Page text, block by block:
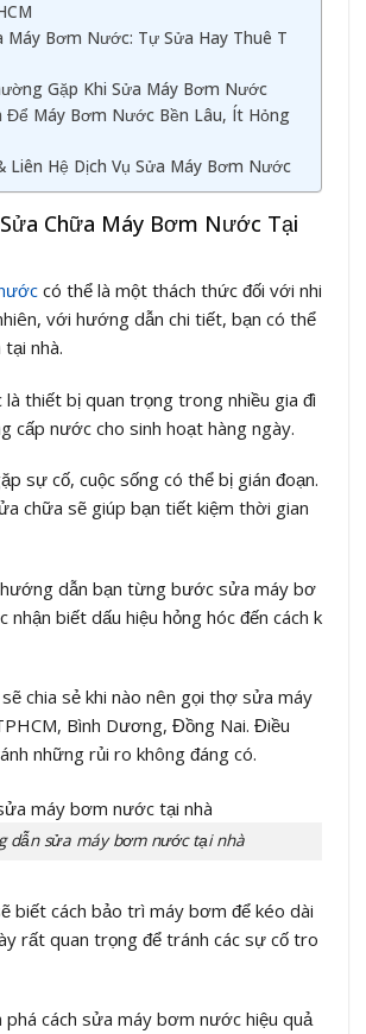
Máy Bơm Nước: Tự Sửa Hay Thuê T
Gặp Khi Sửa Máy Bơm Nước
Để Máy Bơm Nước Bền Lâu, Ít Hỏng
Liên Hệ Dịch Vụ Sửa Máy Bơm Nước
Chữa Máy Bơm Nước Tại
có thể là một thách thức đối với nhi
với hướng dẫn chi tiết, bạn có thể
nhà.
thiết bị quan trọng trong nhiều gia đì
cấp nước cho sinh hoạt hàng ngày.
sự cố, cuộc sống có thể bị gián đoạn.
chữa sẽ giúp bạn tiết kiệm thời gian
dẫn bạn từng bước sửa máy bơ
nhận biết dấu hiệu hỏng hóc đến cách k
chia sẻ khi nào nên gọi thợ sửa máy
Bình Dương, Đồng Nai. Điều
những rủi ro không đáng có.
dẫn sửa máy bơm nước tại nhà
biết cách bảo trì máy bơm để kéo dài
rất quan trọng để tránh các sự cố tro
phá cách sửa máy bơm nước hiệu quả